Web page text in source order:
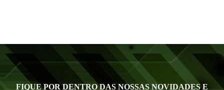
FIQUE POR DENTRO DAS NOSSAS NOVIDADES E